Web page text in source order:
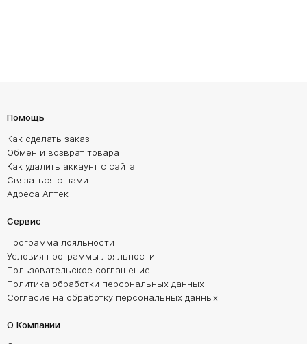
Помощь
Как сделать заказ
Обмен и возврат товара
Как удалить аккаунт с сайта
Связаться с нами
Адреса Аптек
Сервис
Программа лояльности
Условия программы лояльности
Пользовательское соглашение
Политика обработки персональных данных
Согласие на обработку персональных данных
О Компании